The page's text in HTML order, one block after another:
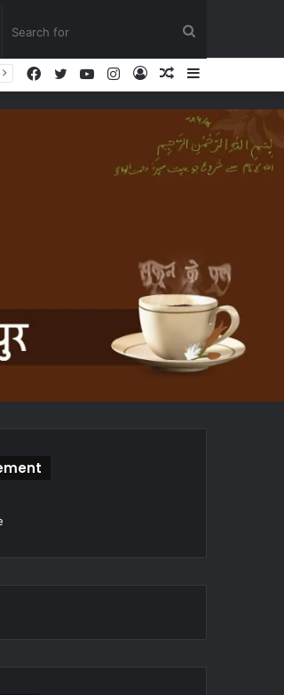
for
Sidebar
Random
Log
Instagram
YouTube
Twitter
Facebook